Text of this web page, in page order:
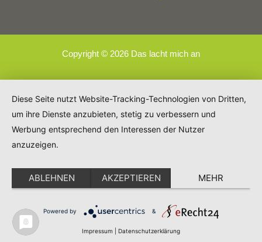
Copyright © 2026 Das lacht mich an
Diese Seite nutzt Website-Tracking-Technologien von Dritten,
um ihre Dienste anzubieten, stetig zu verbessern und
Werbung entsprechend den Interessen der Nutzer
anzuzeigen.
ABLEHNEN AKZEPTIEREN MEHR
Powered by &
Impressum Datenschutzerklärung